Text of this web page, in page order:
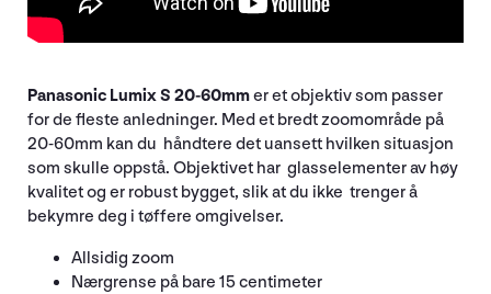
Panasonic Lumix S 20-60mmer et objektiv som passer
for de fleste anledninger. Med et bredt zoomområde på
20-60mm kan du håndtere det uansett hvilken situasjon
som skulle oppstå. Objektivet har glasselementer av høy
kvalitet og er robust bygget, slik at du ikke trenger å
bekymre deg i tøffere omgivelser.
Allsidig zoom
Nærgrense på bare 15 centimeter